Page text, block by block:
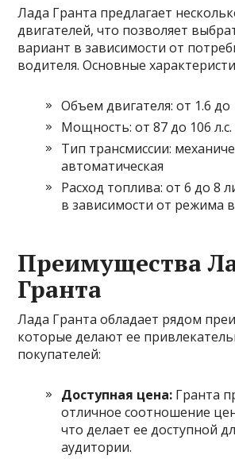
Лада Гранта предлагает
двигателей, что позволяет
вариант в зависимости от
водителя. Основные
Объем двигателя: от 1.6 до
Мощность: от 87 до 106 л.с.
Тип трансмиссии:
автоматическая
Расход топлива: от 6 до 8
в зависимости от режима
Преимущества
Гранта
Лада Гранта обладает рядом
которые делают ее
покупателей:
Доступная цена: Гранта
отличное соотношение
что делает ее доступной
аудитории.